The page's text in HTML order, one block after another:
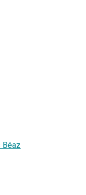
Béaz